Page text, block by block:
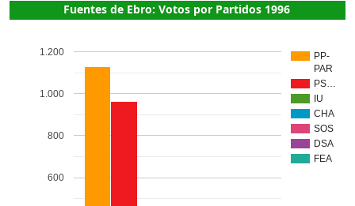
Fuentes de Ebro: Votos por Partidos 1996
PP-
PAR
PS…
IU
CHA
SOS
DSA
FEA
600
800
1.000
1.200